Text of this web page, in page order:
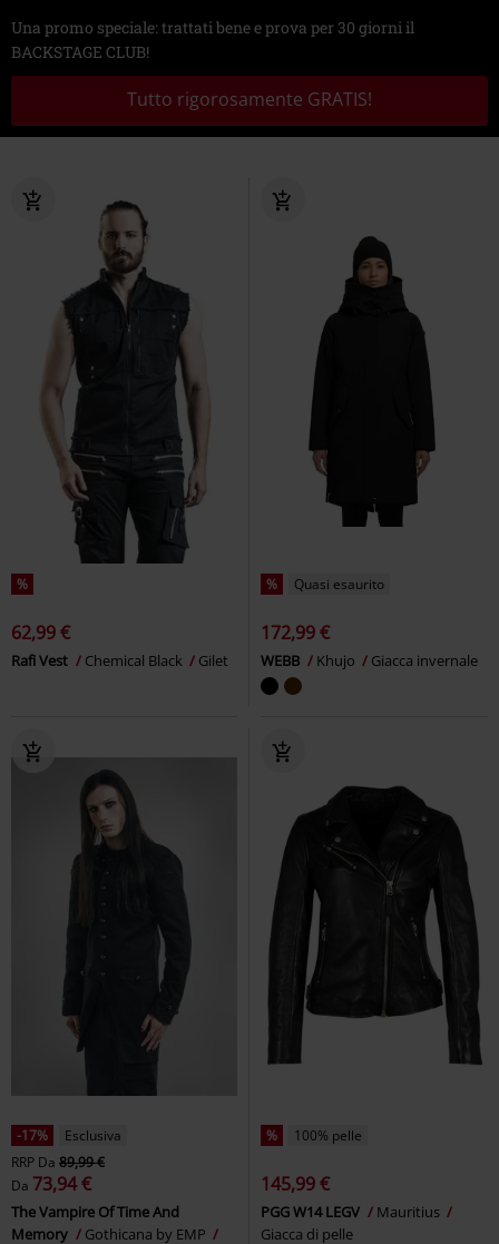
Una promo speciale: trattati bene e prova per 30 giorni il
BACKSTAGE CLUB!
Tutto rigorosamente GRATIS!
%
62,99 €
Rafi Vest Chemical Black Gilet
% Quasi esaurito
172,99 €
WEBB Khujo Giacca invernale
-17%
Esclusiva
RRP Da 89,99 €
Da 73,94 €
The Vampire Of Time And
Memory
Gothicana by EMP
% 100% pelle
145,99 €
PGG W14 LEGV
Mauritius
Giacca di pelle